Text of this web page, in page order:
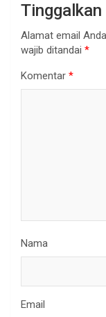
Tinggalkan
Alamat email
wajib ditandai *
Komentar *
Nama
Email